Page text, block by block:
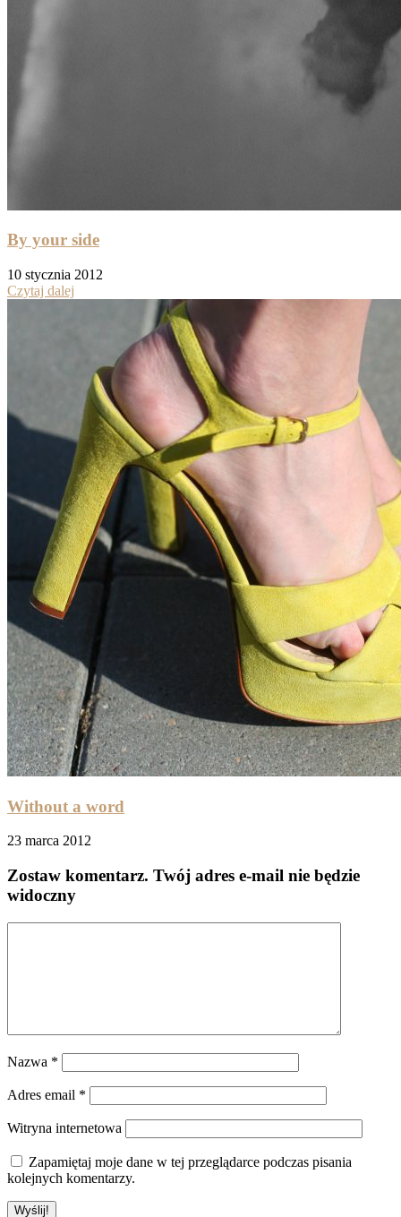
By your side
10 stycznia 2012
Czytaj dalej
Without a word
23 marca 2012
Zostaw komentarz. Twój adres e-mail nie będzie
widoczny
Nazwa *
Adres email *
Witryna internetowa
Zapamiętaj moje dane w tej przeglądarce podczas pisania
kolejnych komentarzy.